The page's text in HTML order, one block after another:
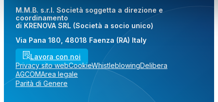
M.M.B. s.r.l. Società soggetta a direzione e
coordinamento
di KRENOVA SRL (Società a socio unico)
Via Pana 180, 48018 Faenza (RA) Italy
Lavora con noi
Privacy sito webCookieWhistleblowingDelibera
AGCOMArea legale
Parità di Genere